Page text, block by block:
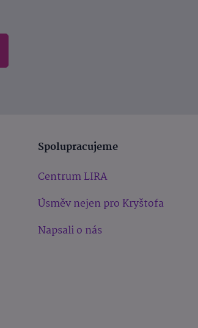
Spolupracujeme
Centrum LIRA
Úsměv nejen pro Kryštofa
Napsali o nás